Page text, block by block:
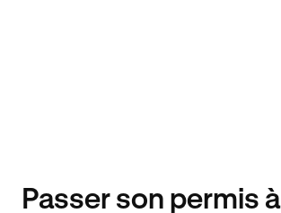
Passer son permis à